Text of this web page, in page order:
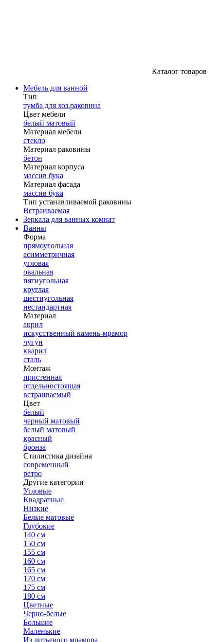
Каталог товаров
Мебель для ванной
Тип
тумба для хоз.раковина
Цвет мебели
белый матовый
Материал мебели
стекло
Материал раковины
бетон
Материал корпуса
массив бука
Материал фасада
массив бука
Тип устанавливаемой раковины
Встраиваемая
Зеркала для ванных комнат
Ванны
Форма
прямоугольная
асимметричная
угловая
овальная
пятиугольная
круглая
шестиугольная
нестандартная
Материал
акрил
искусственный камень-мрамор
чугун
кварил
сталь
Монтаж
пристенная
отдельностоящая
встраиваемый
Цвет
белый
черный матовый
белый матовый
красный
бронза
Стилистика дизайна
современный
ретро
Другие категории
Угловые
Квадратные
Низкие
Белые матовые
Глубокие
140 см
150 см
155 см
160 см
165 см
170 см
175 см
180 см
Цветные
Черно-белые
Большие
Маленькие
Из литьевого мрамора